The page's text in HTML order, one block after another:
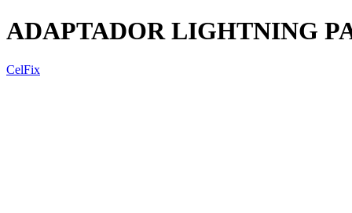
ADAPTADOR LIGHTNING
CelFix